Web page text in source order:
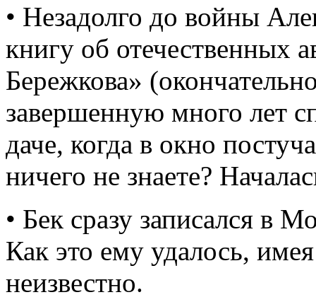
• Незадолго до войны
книгу об отечественных
Бережкова»
завершенную много лет
даче, когда в окно
ничего не знаете?
• Бек сразу записался в
Как это ему удалось,
неизвестно.